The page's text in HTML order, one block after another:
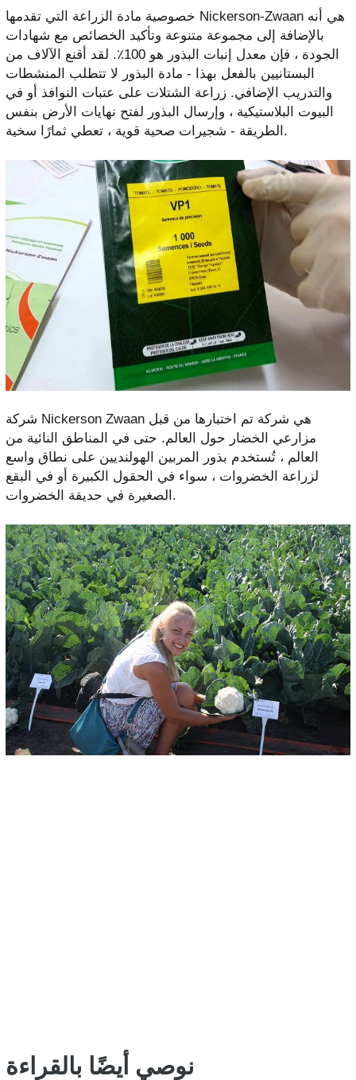
خصوصية مادة الزراعة التي تقدمها Nickerson-Zwaan هي أنه
بالإضافة إلى مجموعة متنوعة وتأكيد الخصائص مع شهادات
الجودة ، فإن معدل إنبات البذور هو 100٪. لقد أقنع الآلاف من
البستانيين بالفعل بهذا - مادة البذور لا تتطلب المنشطات
والتدريب الإضافي. زراعة الشتلات على عتبات النوافذ أو في
البيوت البلاستيكية ، وإرسال البذور لفتح نهايات الأرض بنفس
الطريقة - شجيرات صحية قوية ، تعطي ثمارًا سخية.
شركة Nickerson Zwaan هي شركة تم اختبارها من قبل
مزارعي الخضار حول العالم. حتى في المناطق النائية من
العالم ، تُستخدم بذور المربين الهولنديين على نطاق واسع
لزراعة الخضروات ، سواء في الحقول الكبيرة أو في البقع
الصغيرة في حديقة الخضروات.
نوصي أيضًا بالقراءة